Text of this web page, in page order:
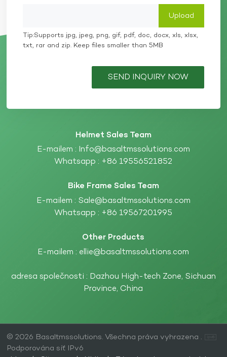
Tip:Supports jpg, jpeg, png, gif, pdf, doc, docx, xls, xlsx,
txt, rar and zip. Keep files smaller than 5MB
SEND INQUIRY NOW
Helmet Sales Team
E-mailem : Info@basaltmssolutions.com
Whatsapp : +86 19556521852
Bike Frame Sales Team
E-mailem : Sale@basaltmssolutions.com
Whatsapp : +86 19567201995
Other Products
E-mailem : ellie@basaltmssolutions.com
adresa společnosti : Dazhou High-tech Zone, Sichuan
Province, China
© 2026 Basaltmssolutions. Všechna práva vyhrazena .
Podporována síť IPv6